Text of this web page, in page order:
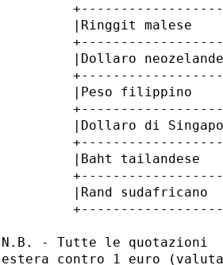
|Ringgit malese
|Dollaro
|Peso filippino
|Dollaro di
|Baht tailandese
|Rand sudafricano
N.B. - Tutte le quotazioni